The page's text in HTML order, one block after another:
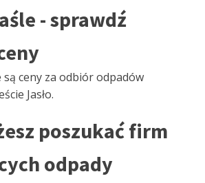
- sprawdź
są ceny za odbiór odpadów
Jasło.
poszukać firm
odpady